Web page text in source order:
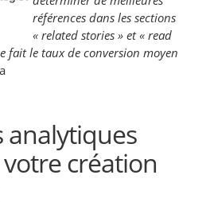
références dans les sections
« related stories » et « read
fait le taux de conversion moyen
analytiques
création